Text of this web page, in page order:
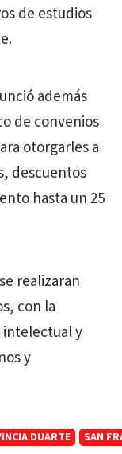
de estudios
además
de convenios
otorgarles a
descuentos
hasta un 25
realizaran
con la
y
y
DUARTE SAN